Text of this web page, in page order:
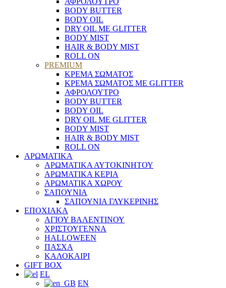
BODY BUTTER
BODY OIL
DRY OIL ΜΕ GLITTER
BODY MIST
HAIR & BODY MIST
ROLL ON
PREMIUM
ΚΡΕΜΑ ΣΩΜΑΤΟΣ
ΚΡΕΜΑ ΣΩΜΑΤΟΣ ΜΕ GLITTER
ΑΦΡΟΛΟΥΤΡΟ
BODY BUTTER
BODY OIL
DRY OIL ΜΕ GLITTER
BODY MIST
HAIR & BODY MIST
ROLL ON
ΑΡΩΜΑΤΙΚΑ
ΑΡΩΜΑΤΙΚΑ ΑΥΤΟΚΙΝΗΤΟΥ
ΑΡΩΜΑΤΙΚΑ ΚΕΡΙΑ
ΑΡΩΜΑΤΙΚΑ ΧΩΡΟΥ
ΣΑΠΟΥΝΙΑ
ΣΑΠΟΥΝΙΑ ΓΛΥΚΕΡΙΝΗΣ
ΕΠΟΧΙΑΚΑ
ΑΓΙΟΥ ΒΑΛΕΝΤΙΝΟΥ
ΧΡΙΣΤΟΥΓΕΝΝΑ
HALLOWEEN
ΠΑΣΧΑ
ΚΑΛΟΚΑΙΡΙ
GIFT BOX
EL
EN